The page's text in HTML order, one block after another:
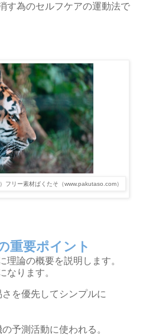
す為のセルフケアの運動法で
フリー素材ぱくたそ（www.pakutaso.com）
重要ポイント
理論の概要を説明します。
なります。
を優先してシンプルに
予測活動に使われる。